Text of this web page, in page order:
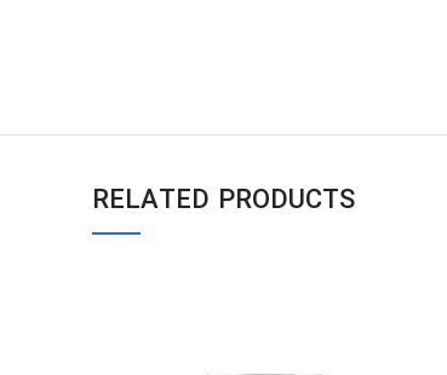
RELATED PRODUCTS